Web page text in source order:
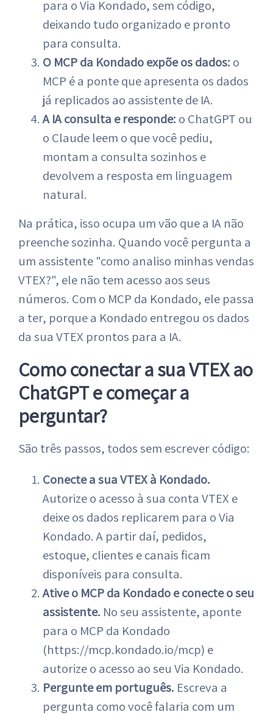
para o Via Kondado, sem código,
deixando tudo organizado e pronto
para consulta.
O MCP da Kondado expõe os dados: o
MCP é a ponte que apresenta os dados
já replicados ao assistente de IA.
A IA consulta e responde: o ChatGPT ou
o Claude leem o que você pediu,
montam a consulta sozinhos e
devolvem a resposta em linguagem
natural.
Na prática, isso ocupa um vão que a IA não
preenche sozinha. Quando você pergunta a
um assistente "como analiso minhas vendas
VTEX?", ele não tem acesso aos seus
números. Com o MCP da Kondado, ele passa
a ter, porque a Kondado entregou os dados
da sua VTEX prontos para a IA.
Como conectar a sua VTEX ao
ChatGPT e começar a
perguntar?
São três passos, todos sem escrever código:
Conecte a sua VTEX à Kondado.
Autorize o acesso à sua conta VTEX e
deixe os dados replicarem para o Via
Kondado. A partir daí, pedidos,
estoque, clientes e canais ficam
disponíveis para consulta.
Ative o MCP da Kondado e conecte o seu
assistente. No seu assistente, aponte
para o MCP da Kondado
(https://mcp.kondado.io/mcp) e
autorize o acesso ao seu Via Kondado.
Pergunte em português. Escreva a
pergunta como você falaria com um